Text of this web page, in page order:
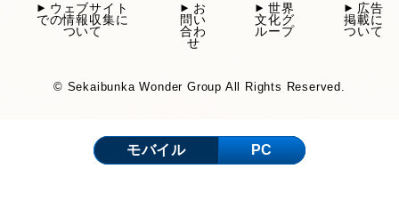
ウェブサイト
での情報収集に
ついて
お
問い
合わ
せ
世界
文化グ
ループ
広告
掲載に
ついて
© Sekaibunka Wonder Group All Rights Reserved.
モバイル PC